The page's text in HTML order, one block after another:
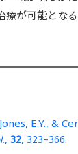
が可能となる
E.Y., &
, 32, 323–366.